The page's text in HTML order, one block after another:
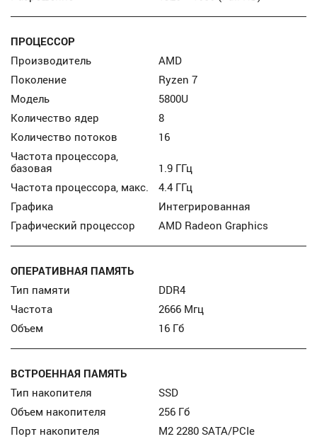
ПРОЦЕССОР
Производитель
AMD
Поколение
Ryzen 7
Модель
5800U
Количество ядер
8
Количество потоков
16
Частота процессора,
базовая
1.9 ГГц
Частота процессора, макс.
4.4 ГГц
Графика
Интегрированная
Графический процессор
AMD Radeon Graphics
ОПЕРАТИВНАЯ ПАМЯТЬ
Тип памяти
DDR4
Частота
2666 Мгц
Объем
16 Гб
ВСТРОЕННАЯ ПАМЯТЬ
Тип накопителя
SSD
Объем накопителя
256 Гб
Порт накопителя
М2 2280 SATA/PCIe